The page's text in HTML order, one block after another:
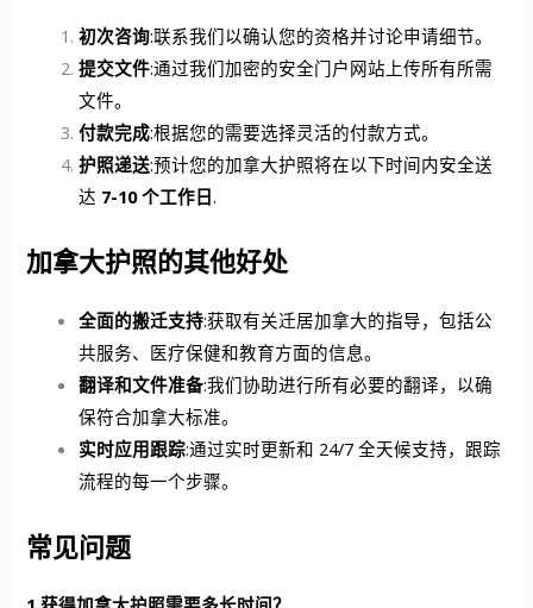
初次咨询:联系我们以确认您的资格并讨论申请细节。
提交文件:通过我们加密的安全门户网站上传所有所需
文件。
付款完成:根据您的需要选择灵活的付款方式。
护照递送:预计您的加拿大护照将在以下时间内安全送
达 7-10 个工作日.
加拿大护照的其他好处
全面的搬迁支持:获取有关迁居加拿大的指导，包括公
共服务、医疗保健和教育方面的信息。
翻译和文件准备:我们协助进行所有必要的翻译，以确
保符合加拿大标准。
实时应用跟踪:通过实时更新和 24/7 全天候支持，跟踪
流程的每一个步骤。
常见问题